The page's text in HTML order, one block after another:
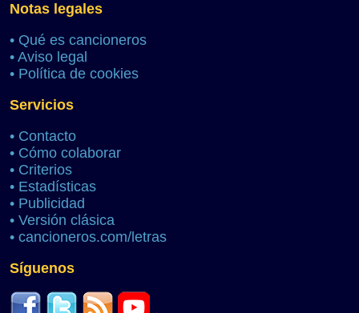
Notas legales
• Qué es cancioneros
• Aviso legal
• Política de cookies
Servicios
• Contacto
• Cómo colaborar
• Criterios
• Estadísticas
• Publicidad
• Versión clásica
• cancioneros.com/letras
Síguenos